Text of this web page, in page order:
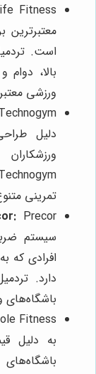
معتبرترین
بالا،
ورزشی
دلیل
تمرینی
سیستم
افرادی که
به دلیل